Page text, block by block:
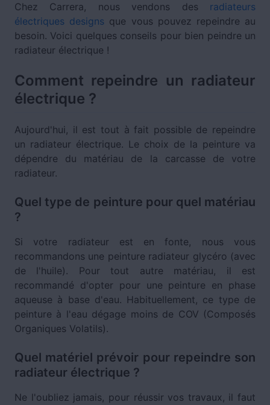
Chez Carrera, nous vendons des radiateurs
électriques designs que vous pouvez repeindre au
besoin. Voici quelques conseils pour bien peindre un
radiateur électrique !
Comment repeindre un radiateur
électrique ?
Aujourd'hui, il est tout à fait possible de repeindre
un radiateur électrique. Le choix de la peinture va
dépendre du matériau de la carcasse de votre
radiateur.
Quel type de peinture pour quel matériau
?
Si votre radiateur est en fonte, nous vous
recommandons une peinture radiateur glycéro (avec
de l'huile). Pour tout autre matériau, il est
recommandé d'opter pour une peinture en phase
aqueuse à base d'eau. Habituellement, ce type de
peinture à l'eau dégage moins de COV (Composés
Organiques Volatils).
Quel matériel prévoir pour repeindre son
radiateur électrique ?
Ne l'oubliez jamais, pour réussir vos travaux, il faut